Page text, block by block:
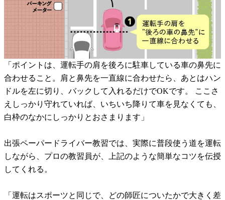
「ポイントは、運転手の肩を後ろに駐車している車の鼻先に
合わせること。肩と鼻先を一直線に合わせたら、あとはハン
ドルを左に切り、バックして入れるだけでOKです。 ここさ
えしっかり守れていれば、いちいち降りて車を見なくても、
白枠のなかにしっかりとおさまります」
出張ペーパードライバー教習では、実際に普段使う道を運転
しながら、プロの教習員が、上記のような簡単なコツを伝授
してくれる。
「運転はスポーツと同じで、どの師匠についたかで大きく差